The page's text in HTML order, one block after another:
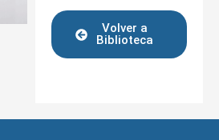
Volver a
Biblioteca